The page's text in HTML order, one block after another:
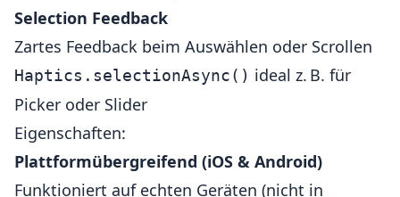
Selection Feedback
Zartes Feedback beim Auswählen oder Scrollen
Haptics.selectionAsync() ideal z. B. für
Picker oder Slider
Eigenschaften:
Plattformübergreifend (iOS & Android)
Funktioniert auf echten Geräten (nicht in